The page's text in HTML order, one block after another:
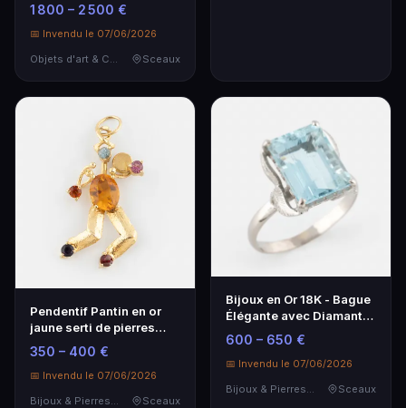
1 800 – 2 500 €
📅 Invendu le 07/06/2026
Sceaux
Pendentif Pantin en or
jaune serti de pierres
fines
350 – 400 €
📅 Invendu le 07/06/2026
Bijoux & Pierres Précieuses
Sceaux
Bijoux en Or 18K - Bague
Élégante avec Diamants
- Artisanat Français
600 – 650 €
📅 Invendu le 07/06/2026
Sceaux